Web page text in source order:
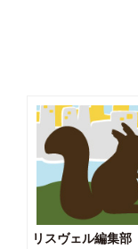
リスヴェル編集部